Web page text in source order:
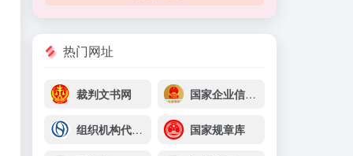
热门网址
裁判文书网 国家企业信息信用信息系统
组织机构代码查询 国家规章库